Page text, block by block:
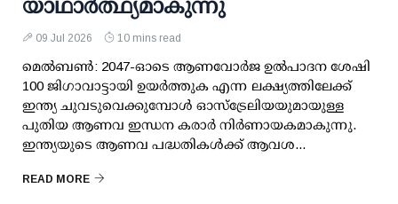
യാഥാർത്ഥ്യമാകുന്നു
09 Jul 2026 10 mins read
മെൽബൺ: 2047-ഓടെ ആണവോർജ ഉൽപാദന ശേഷി
100 ജിഗാവാട്ടായി ഉയർത്തുക എന്ന ലക്ഷ്യത്തിലേക്ക്
ഇന്ത്യ ചുവടുവെക്കുമ്പോൾ ഓസ്‌ട്രേലിയയുമായുള്ള
പുതിയ ആണവ ഇന്ധന കരാർ നിർണായകമാകുന്നു.
ഇന്ത്യയുടെ ആണവ പദ്ധതികൾക്ക് ആവശ...
READ MORE